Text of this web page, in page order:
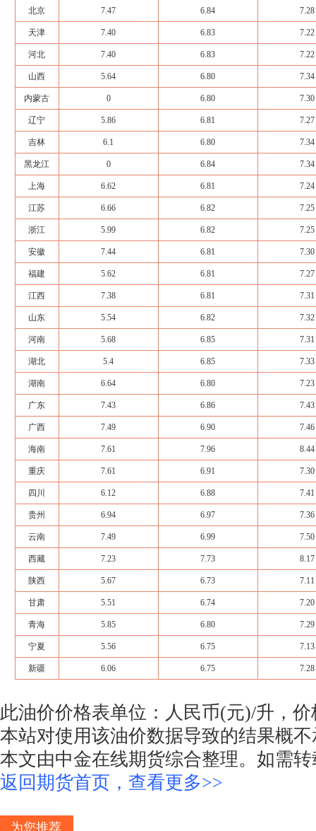
北京 7.47 6.84 7.28
天津 7.40 6.83 7.22
河北 7.40 6.83 7.22
山西 5.64 6.80 7.34
内蒙古 0 6.80 7.30
辽宁 5.86 6.81 7.27
吉林 6.1 6.80 7.34
黑龙江 0 6.84 7.34
上海 6.62 6.81 7.24
江苏 6.66 6.82 7.25
浙江 5.99 6.82 7.25
安徽 7.44 6.81 7.30
福建 5.62 6.81 7.27
江西 7.38 6.81 7.31
山东 5.54 6.82 7.32
河南 5.68 6.85 7.31
湖北 5.4 6.85 7.33
湖南 6.64 6.80 7.23
广东 7.43 6.86 7.43
广西 7.49 6.90 7.46
海南 7.61 7.96 8.44
重庆 7.61 6.91 7.30
四川 6.12 6.88 7.41
贵州 6.94 6.97 7.36
云南 7.49 6.99 7.50
西藏 7.23 7.73 8.17
陕西 5.67 6.73 7.11
甘肃 5.51 6.74 7.20
青海 5.85 6.80 7.29
宁夏 5.56 6.75 7.13
新疆 6.06 6.75 7.28
此油价价格表单位：人民币(元)/升，
本站对使用该油价数据导致的结果概
本文由中金在线期货综合整理。如需
返回期货首页，查看更多>>
为您推荐